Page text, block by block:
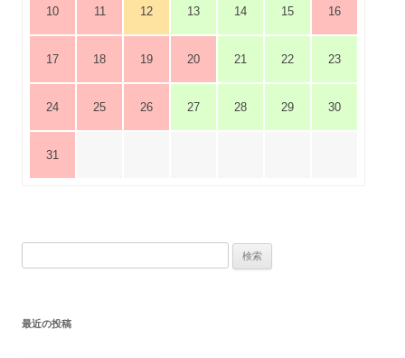
10 11 12 13 14 15 16
17 18 19 20 21 22 23
24 25 26 27 28 29 30
31
最近の投稿